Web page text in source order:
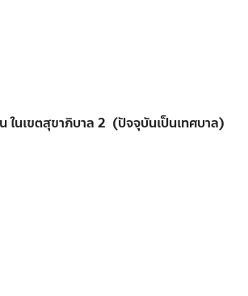
นเขตสุขาภิบาล 2 (ปัจจุบันเป็นเทศบาล)